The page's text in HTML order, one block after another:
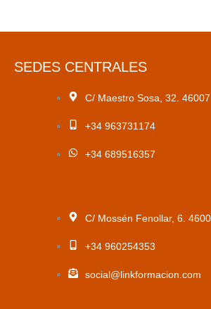
SEDES CENTRALES
C/ Maestro Sosa, 32.
+34 963731174
+34 689516357
C/ Mossén Fenollar, 6.
+34 960254353
social@linkformacion.com